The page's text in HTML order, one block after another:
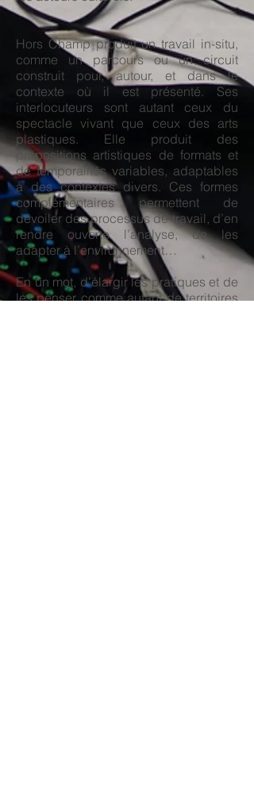
Hors Champ produit un travail in-situ,
comme un parcours ou un circuit
construit pour, autour, et dans le
contexte où il est présenté. Ses
interlocuteurs sont autant ceux du
spectacle vivant que ceux des arts
plastiques. Elle produit des
propositions artistiques de formats et
de temporalités variables, adaptables
à des contextes divers. Ces formes
complémentaires permettent de
dévoiler des processus de travail, d’en
rendre ouverte l’analyse, de les
adapter à l’environnement…
En un mot, d’élargir les pratiques et de
les penser comme autant de territoires